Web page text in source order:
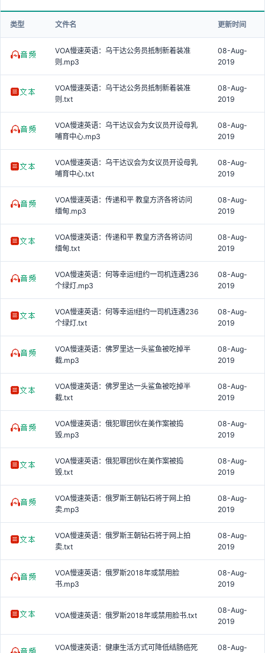
类型 文件名 更新时间
VOA慢速英语：乌干达公务员抵制新着装准
则.mp3
08-Aug-
2019
VOA慢速英语：乌干达公务员抵制新着装准
则.txt
08-Aug-
2019
VOA慢速英语：乌干达议会为女议员开设母乳
哺育中心.mp3
08-Aug-
2019
VOA慢速英语：乌干达议会为女议员开设母乳
哺育中心.txt
08-Aug-
2019
VOA慢速英语：传递和平 教皇方济各将访问
缅甸.mp3
08-Aug-
2019
VOA慢速英语：传递和平 教皇方济各将访问
缅甸.txt
08-Aug-
2019
VOA慢速英语：何等幸运!纽约一司机连遇236
个绿灯.mp3
08-Aug-
2019
VOA慢速英语：何等幸运!纽约一司机连遇236
个绿灯.txt
08-Aug-
2019
VOA慢速英语：佛罗里达一头鲨鱼被吃掉半
截.mp3
08-Aug-
2019
VOA慢速英语：佛罗里达一头鲨鱼被吃掉半
截.txt
08-Aug-
2019
VOA慢速英语：俄犯罪团伙在美作案被捣
毁.mp3
08-Aug-
2019
VOA慢速英语：俄犯罪团伙在美作案被捣
毁.txt
08-Aug-
2019
VOA慢速英语：俄罗斯王朝钻石将于网上拍
卖.mp3
08-Aug-
2019
VOA慢速英语：俄罗斯王朝钻石将于网上拍
卖.txt
08-Aug-
2019
VOA慢速英语：俄罗斯2018年或禁用脸
书.mp3
08-Aug-
2019
VOA慢速英语：俄罗斯2018年或禁用脸书.txt
08-Aug-
2019
VOA慢速英语：健康生活方式可降低结肠癌死
08-Aug-